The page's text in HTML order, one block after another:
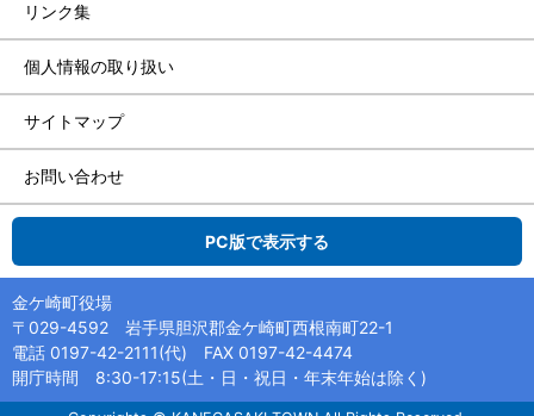
リンク集
個人情報の取り扱い
サイトマップ
お問い合わせ
PC版で表示する
金ケ崎町役場
〒029-4592 岩手県胆沢郡金ケ崎町西根南町22-1
電話 0197-42-2111(代) FAX 0197-42-4474
開庁時間 8:30-17:15(土・日・祝日・年末年始は除く)